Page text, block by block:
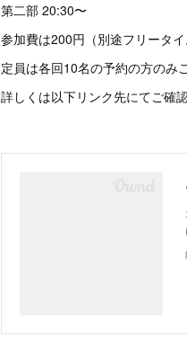
第二部 20:30〜
参加費は200円（別途フリータイ
定員は各回10名の予約の方のみ
詳しくは以下リンク先にてご確認